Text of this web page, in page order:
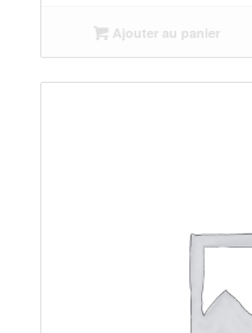
Ajouter au panier